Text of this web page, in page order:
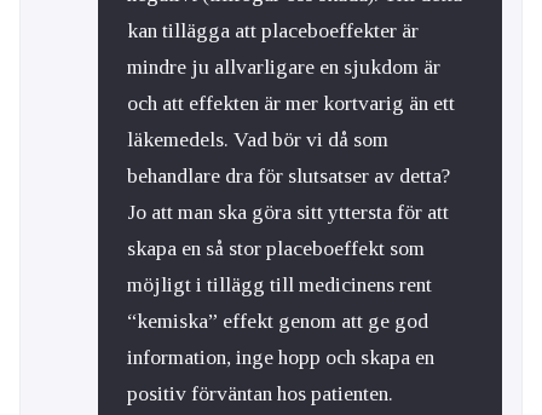
kan tillägga att placeboeffekter är
mindre ju allvarligare en sjukdom är
och att effekten är mer kortvarig än ett
läkemedels. Vad bör vi då som
behandlare dra för slutsatser av detta?
Jo att man ska göra sitt yttersta för att
skapa en så stor placeboeffekt som
möjligt i tillägg till medicinens rent
“kemiska” effekt genom att ge god
information, inge hopp och skapa en
positiv förväntan hos patienten.